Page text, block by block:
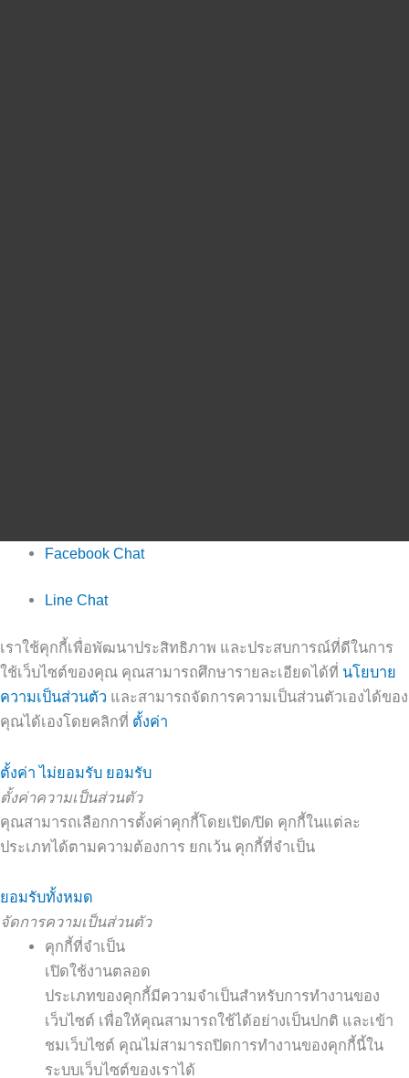
Facebook Chat
Line Chat
เราใช้คุกกี้เพื่อพัฒนาประสิทธิภาพ และประสบการณ์ที่ดีในการ
ใช้เว็บไซต์ของคุณ คุณสามารถศึกษารายละเอียดได้ที่ นโยบาย
ความเป็นส่วนตัว และสามารถจัดการความเป็นส่วนตัวเองได้ของ
คุณได้เองโดยคลิกที่ ตั้งค่า
ตั้งค่า ไม่ยอมรับ ยอมรับ
ตั้งค่าความเป็นส่วนตัว
คุณสามารถเลือกการตั้งค่าคุกกี้โดยเปิด/ปิด คุกกี้ในแต่ละ
ประเภทได้ตามความต้องการ ยกเว้น คุกกี้ที่จำเป็น
ยอมรับทั้งหมด
จัดการความเป็นส่วนตัว
คุกกี้ที่จำเป็น
เปิดใช้งานตลอด
ประเภทของคุกกี้มีความจำเป็นสำหรับการทำงานของ
เว็บไซต์ เพื่อให้คุณสามารถใช้ได้อย่างเป็นปกติ และเข้า
ชมเว็บไซต์ คุณไม่สามารถปิดการทำงานของคุกกี้นี้ใน
ระบบเว็บไซต์ของเราได้